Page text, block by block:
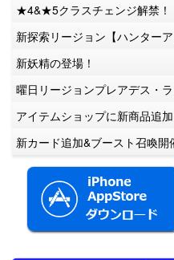
★4&★5クラスチェンジ解禁！
新探索リージョン【ハンター
新妖精の登場！
曜日リージョンプレアデス・
アイテムショップに新商品追加
新カード追加&ブースト召喚開